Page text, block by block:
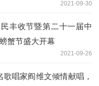
2021-09-30
丰收节暨第二十一届中
蟹节盛大开幕
2021-09-26
歌唱家阎维文倾情献唱，